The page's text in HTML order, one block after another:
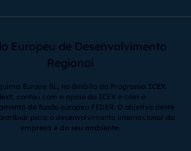
Europeu de Desenvolvimento
Regional
Europe SL, no âmbito do Programa ICEX
contou com o apoio do ICEX e com o
do fundo europeu FEDER. O objetivo deste
para o desenvolvimento internacional da
empresa e do seu ambiente.